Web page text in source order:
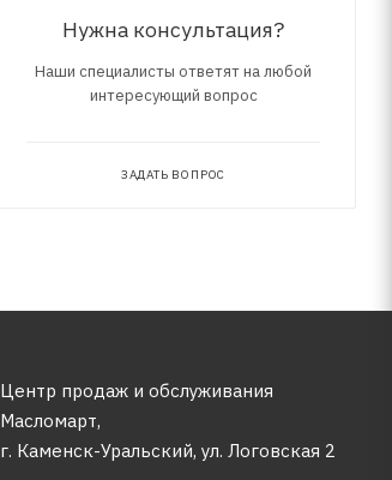
Нужна консультация?
Наши специалисты ответят на любой
интересующий вопрос
ЗАДАТЬ ВОПРОС
Центр продаж и обслуживания
Масломарт,
г. Каменск-Уральский, ул. Логовская 2